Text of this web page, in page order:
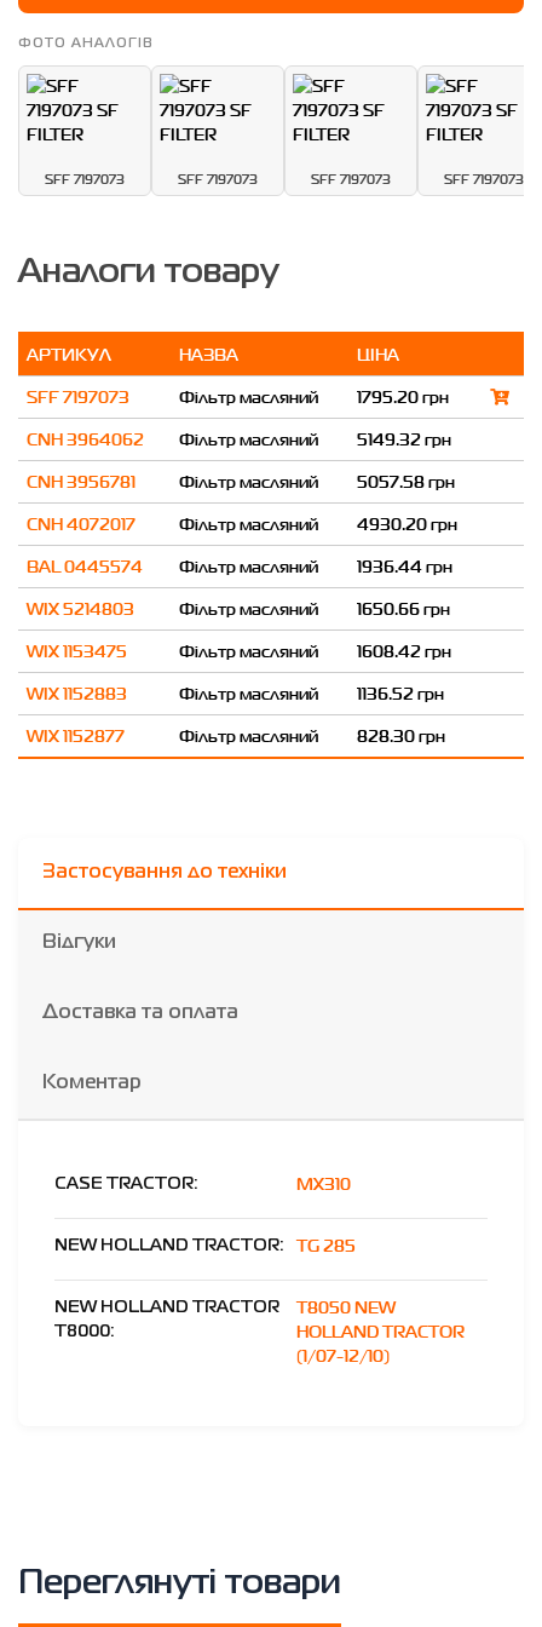
ФОТО АНАЛОГІВ
SFF 7197073 SFF 7197073 SFF 7197073 SFF 7197073
Аналоги товару
АРТИКУЛ НАЗВА
ЦІНА
SFF 7197073
Фільтр масляний
1795.20 грн
CNH 3964062
Фільтр масляний
5149.32 грн
CNH 3956781
Фільтр масляний
5057.58 грн
CNH 4072017
Фільтр масляний
4930.20 грн
BAL 0445574
Фільтр масляний
1936.44 грн
WIX 5214803
Фільтр масляний
1650.66 грн
WIX 1153475
Фільтр масляний
1608.42 грн
WIX 1152883
Фільтр масляний
1136.52 грн
WIX 1152877
Фільтр масляний 828.30 грн
Застосування до техніки
Відгуки
Доставка та оплата
Коментар
CASE TRACTOR: MX310
NEW HOLLAND TRACTOR: ТG 285
NEW HOLLAND TRACTOR
T8000:
T8050 NEW
HOLLAND TRACTOR
(1/07-12/10)
Переглянуті товари